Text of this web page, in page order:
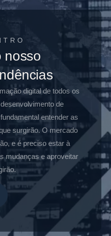
nosso
digital de todos os
de
entender as
surgirão. O mercado
e é preciso estar à
mudanças e aproveitar